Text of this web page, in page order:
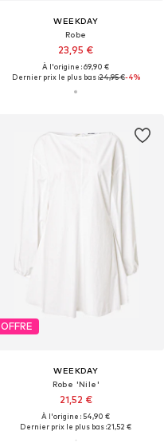
WEEKDAY
Robe
23,95 €
À l'origine : 69,90 €
Dernier prix le plus bas :24,95 €-4%
OFFRE
WEEKDAY
Robe 'Nile'
21,52 €
À l'origine : 54,90 €
Dernier prix le plus bas :21,52 €